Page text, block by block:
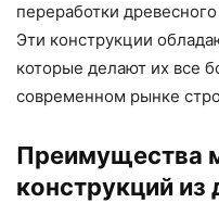
переработки
Эти конструкции
которые делают их все
современном рынке
Преимущества
конструкций из